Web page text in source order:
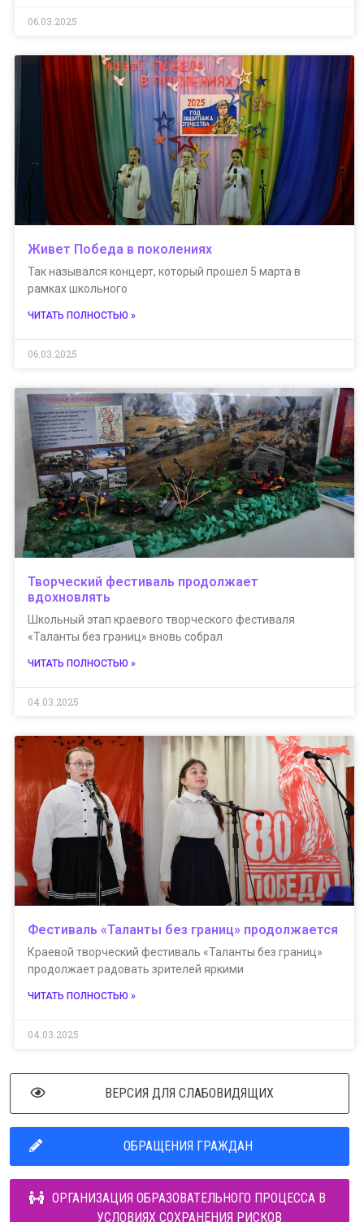
06.03.2025
Живет Победа в поколениях
Так назывался концерт, который прошел 5 марта в
рамках школьного
ЧИТАТЬ ПОЛНОСТЬЮ »
06.03.2025
Творческий фестиваль продолжает
вдохновлять
Школьный этап краевого творческого фестиваля
«Таланты без границ» вновь собрал
ЧИТАТЬ ПОЛНОСТЬЮ »
04.03.2025
Фестиваль «Таланты без границ» продолжается
Краевой творческий фестиваль «Таланты без границ»
продолжает радовать зрителей яркими
ЧИТАТЬ ПОЛНОСТЬЮ »
04.03.2025
ВЕРСИЯ ДЛЯ СЛАБОВИДЯЩИХ
ОБРАЩЕНИЯ ГРАЖДАН
ОРГАНИЗАЦИЯ ОБРАЗОВАТЕЛЬНОГО ПРОЦЕССА В
УСЛОВИЯХ СОХРАНЕНИЯ РИСКОВ